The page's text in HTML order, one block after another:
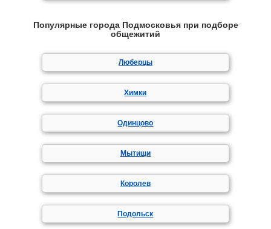
Популярные города Подмосковья при подборе
общежитий
Люберцы
Химки
Одинцово
Мытищи
Королев
Подольск